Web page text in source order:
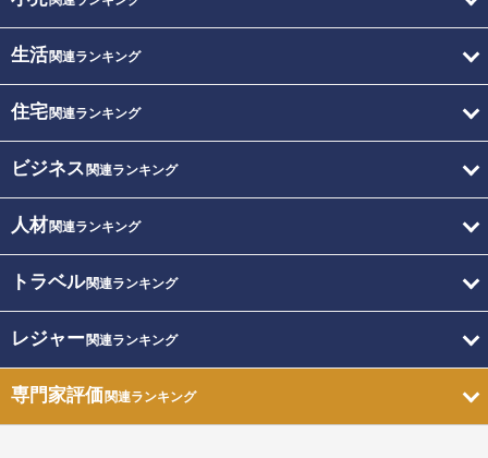
生活関連ランキング
住宅関連ランキング
ビジネス 関連ランキング
人材関連ランキング
トラベル関連ランキング
レジャー関連ランキング
専門家評価関連ランキング